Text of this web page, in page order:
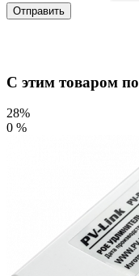
Отправить
С этим товаром
28%
0 %